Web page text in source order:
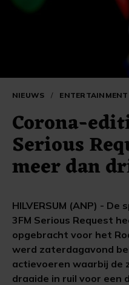
NIEUWS / ENTERTAINMENT
Corona-
Serious
meer dan
HILVERSUM (ANP) -
3FM Serious Request
opgebracht voor het
werd zaterdagavond
actievoeren waarbij de
draaide in ruil voor een